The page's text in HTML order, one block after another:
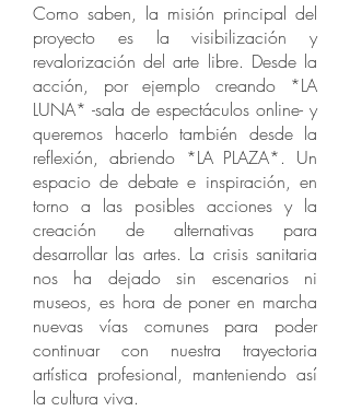
Como saben, la misión principal del
proyecto es la visibilización y
revalorización del arte libre. Desde la
acción, por ejemplo creando *LA
LUNA* -sala de espectáculos online- y
queremos hacerlo también desde la
reflexión, abriendo *LA PLAZA*. Un
espacio de debate e inspiración, en
torno a las posibles acciones y la
creación de alternativas para
desarrollar las artes. La crisis sanitaria
nos ha dejado sin escenarios ni
museos, es hora de poner en marcha
nuevas vías comunes para poder
continuar con nuestra trayectoria
artística profesional, manteniendo así
la cultura viva.